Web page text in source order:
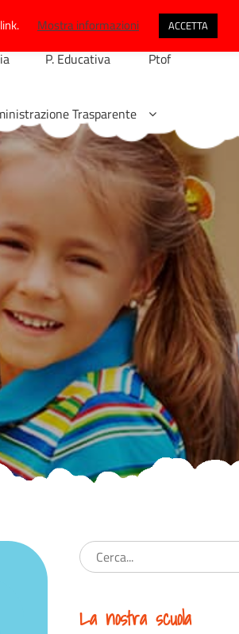
P. Educativa Ptof
Trasparente
La nostra scuola
Mostra informazioni ACCETTA